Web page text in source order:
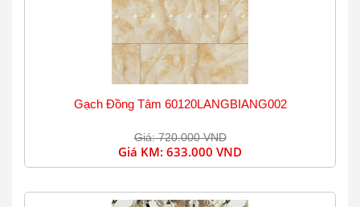
Gạch Đồng Tâm 60120LANGBIANG002
Giá: 720.000 VND
Giá KM: 633.000 VND